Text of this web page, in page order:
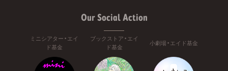
Our Social Action
ミニシアター・エイ
ド基金
ブックストア・エイ
ド基金
小劇場・エイド基金